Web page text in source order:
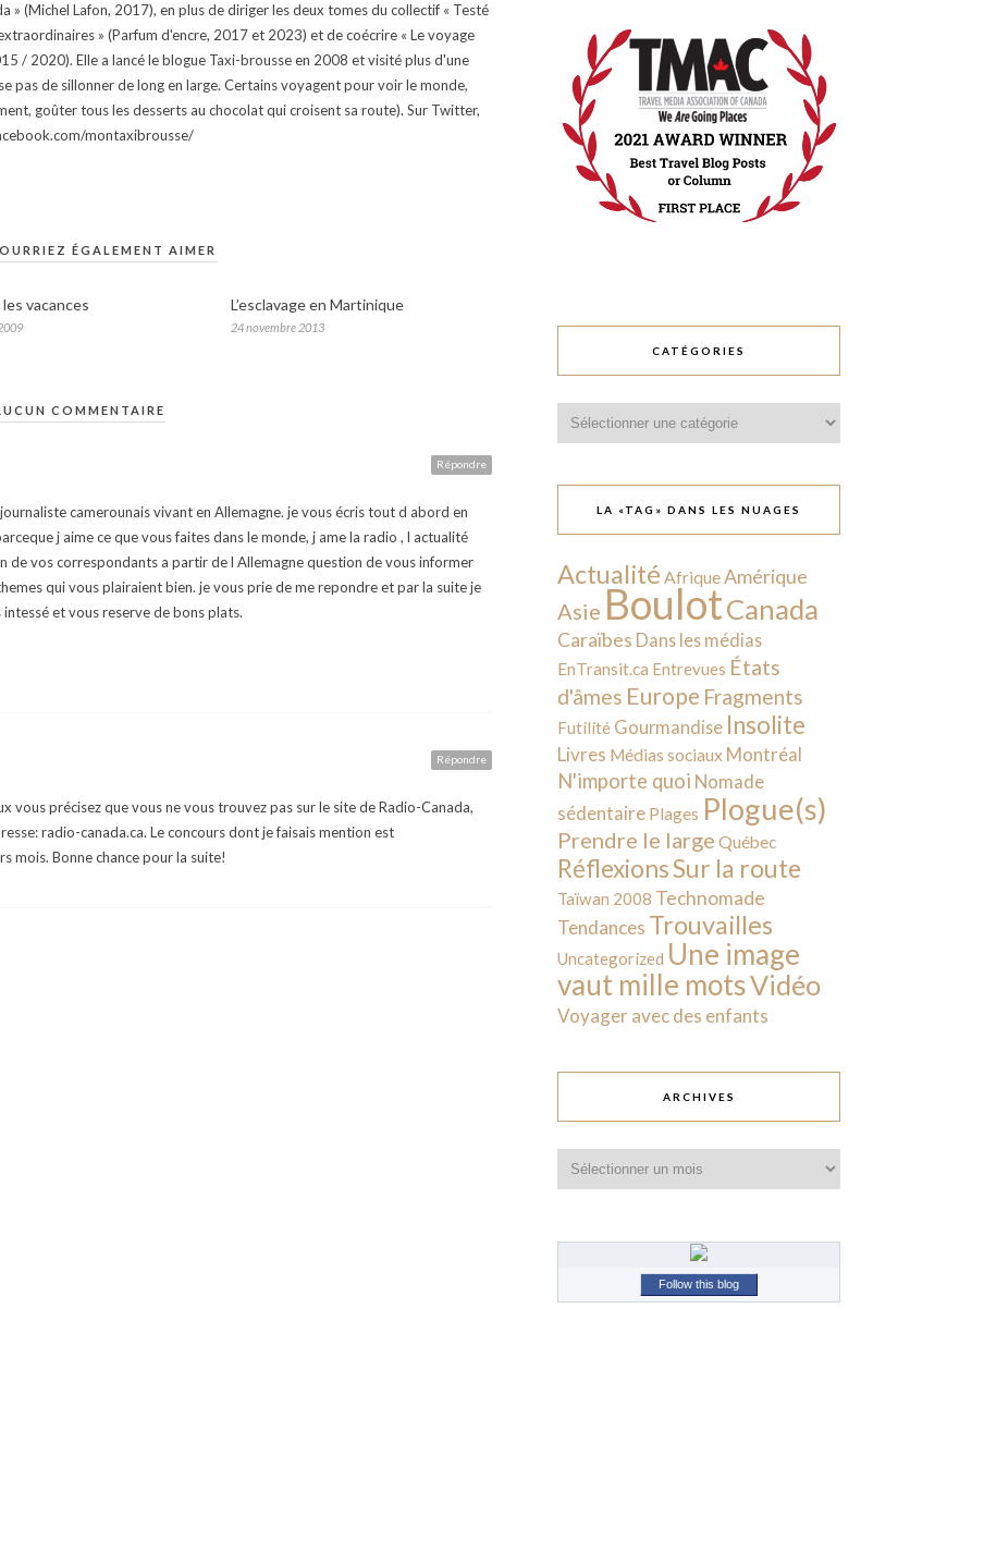
» (Michel Lafon, 2017), en plus de diriger les deux tomes du collectif « Testé
» (Parfum d'encre, 2017 et 2023) et de coécrire « Le voyage
/ 2020). Elle a lancé le blogue Taxi-brousse en 2008 et visité plus d'une
pas de sillonner de long en large. Certains voyagent pour voir le monde,
goûter tous les desserts au chocolat qui croisent sa route). Sur Twitter,
montaxibrousse/
ÉGALEMENT AIMER
vacances L’esclavage en Martinique
24 novembre 2013
COMMENTAIRE
Répondre
camerounais vivant en Allemagne. je vous écris tout d abord en
j aime ce que vous faites dans le monde, j ame la radio , l actualité
de vos correspondants a partir de l Allemagne question de vous informer
qui vous plairaient bien. je vous prie de me repondre et par la suite je
et vous reserve de bons plats.
Répondre
vous précisez que vous ne vous trouvez pas sur le site de Radio-Canada,
radio-canada.ca. Le concours dont je faisais mention est
mois. Bonne chance pour la suite!
CATÉGORIES
LA «TAG» DANS LES NUAGES
Actualité AfriqueAmérique
Asie BoulotCanada
Caraïbes Dans les médias
EnTransit.ca Entrevues États
d'âmes Europe Fragments
Futilité Gourmandise Insolite
Livres Médias sociaux Montréal
N'importe quoi Nomade
sédentaire Plages Plogue(s)
Prendre le large Québec
RéflexionsSur la route
Taïwan 2008 Technomade
Tendances Trouvailles
Uncategorized Une image
vaut mille motsVidéo
Voyager avec des enfants
ARCHIVES
Follow this blog